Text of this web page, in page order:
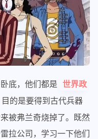
底，他们都是 世界政
的是要得到古代兵器
被弗兰奇烧掉了。既然
拉公司，学习一下他们